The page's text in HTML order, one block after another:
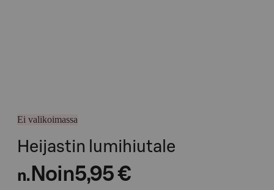
Ei valikoimassa
Heijastin lumihiutale
n. Noin5,95 €